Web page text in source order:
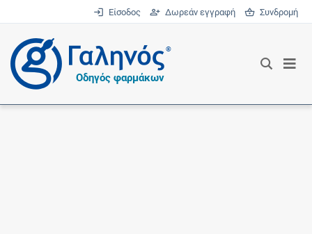
Είσοδος Δωρεάν εγγραφή Συνδρομή
®
Οδηγός φαρμάκων